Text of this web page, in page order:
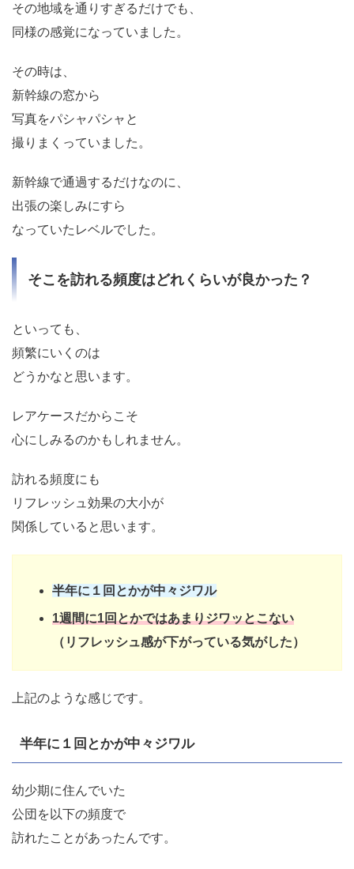
その地域を通りすぎるだけでも、
同様の感覚になっていました。
その時は、
新幹線の窓から
写真をパシャパシャと
撮りまくっていました。
新幹線で通過するだけなのに、
出張の楽しみにすら
なっていたレベルでした。
そこを訪れる頻度はどれくらいが良かった？
といっても、
頻繁にいくのは
どうかなと思います。
レアケースだからこそ
心にしみるのかもしれません。
訪れる頻度にも
リフレッシュ効果の大小が
関係していると思います。
半年に１回とかが中々ジワル
1週間に1回とかではあまりジワッとこない
（リフレッシュ感が下がっている気がした）
上記のような感じです。
半年に１回とかが中々ジワル
幼少期に住んでいた
公団を以下の頻度で
訪れたことがあったんです。